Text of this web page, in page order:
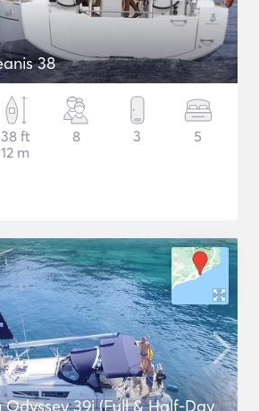
38
38 ft
12 m
8 3 5
Odyssey 39i (Full & Half-Day